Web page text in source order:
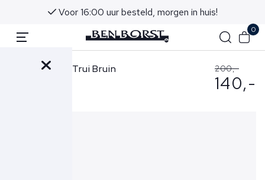
Voor 16:00 uur besteld, morgen in huis!
0
Ralph Lauren Trui Bruin 200,-
140,-